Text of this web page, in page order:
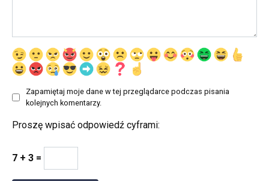
Zapamiętaj moje dane w tej przeglądarce podczas pisania
kolejnych komentarzy.
Proszę wpisać odpowiedź cyframi:
7 + 3 =